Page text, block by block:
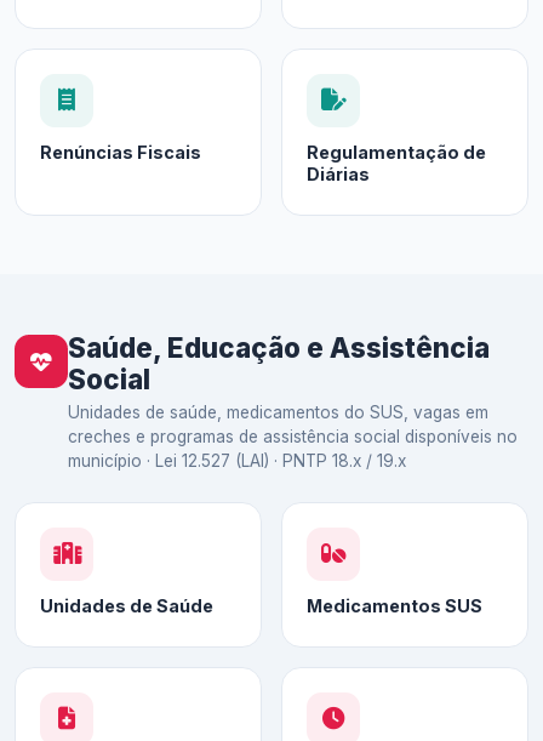
Renúncias Fiscais
Regulamentação de
Diárias
Saúde, Educação e Assistência
Social
Unidades de saúde, medicamentos do SUS, vagas em
creches e programas de assistência social disponíveis no
município · Lei 12.527 (LAI) · PNTP 18.x / 19.x
Unidades de Saúde Medicamentos SUS